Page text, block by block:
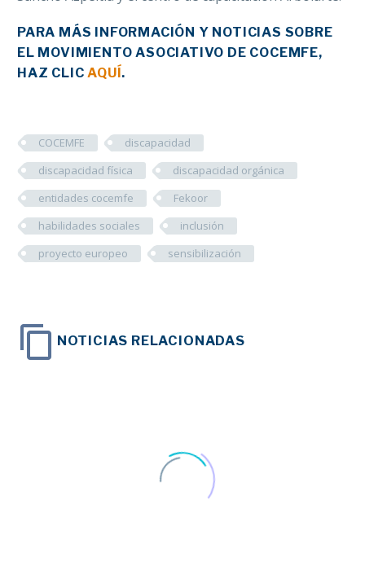
PARA MÁS INFORMACIÓN Y NOTICIAS SOBRE
EL MOVIMIENTO ASOCIATIVO DE COCEMFE,
HAZ CLIC AQUÍ.
COCEMFE
discapacidad
discapacidad física
discapacidad orgánica
entidades cocemfe
Fekoor
habilidades sociales
inclusión
proyecto europeo
sensibilización
NOTICIAS RELACIONADAS